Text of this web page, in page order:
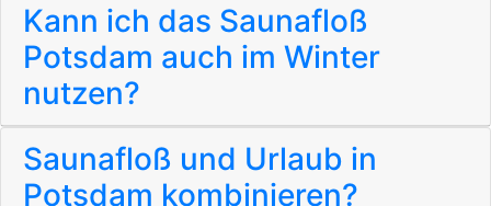
Kann ich das Saunafloß
Potsdam auch im Winter
nutzen?
Saunafloß und Urlaub in
Potsdam kombinieren?